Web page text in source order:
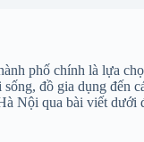
phố chính là lựa
đồ gia dụng đến
Nội qua bài viết dưới